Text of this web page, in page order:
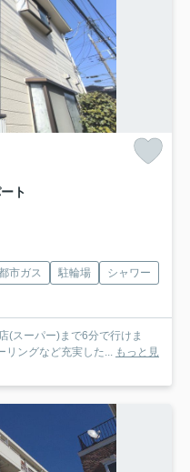
ト
市ガス 駐輪場
シャワー
(スーパー)まで6分で行けま
リングなど充実した... もっと見